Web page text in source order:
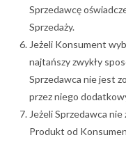
Sprzedawcę
Sprzedaży.
Jeżeli Konsument
najtańszy zwykły
Sprzedawca nie jest
przez niego
Jeżeli Sprzedawca
Produkt od